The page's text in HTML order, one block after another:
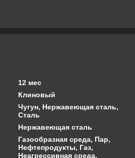
12 мес
Клиновый
Чугун, Нержавеющая сталь,
Сталь
Нержавеющая сталь
Газообразная среда, Пар,
Нефтепродукты, Газ,
Неагрессивная среда,